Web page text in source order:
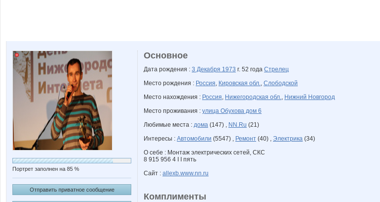
Портрет заполнен на 85 %
Отправить приватное сообщение
Основное
Дата рождения : 3 Декабря 1973 г. 52 года Стрелец
Место рождения : Россия, Кировская обл., Слободской
Место нахождения : Россия, Нижегородская обл., Нижний Новгород
Место проживания : улица Обухова дом 6
Любимые места : дома (147) , NN.Ru (21)
Интересы : Автомобили (5547) , Ремонт (40) , Электрика (34)
О себе : Монтаж электрических сетей, СКС
8 915 956 4 I I пять
Сайт : allexb.www.nn.ru
Комплименты